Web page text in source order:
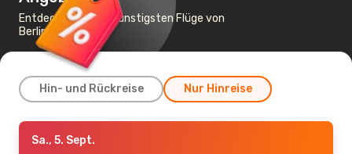
Entdecken Sie die günstigsten Flüge von
Berlin nach Hanoi
Hin- und Rückreise Nur Hinreise
Sa., 12. Sept.
Sa., 5. Sept.